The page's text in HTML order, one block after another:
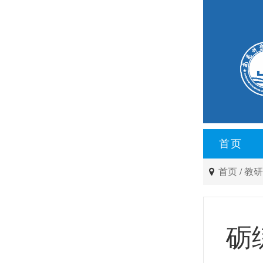
首页
首页 /教
砺